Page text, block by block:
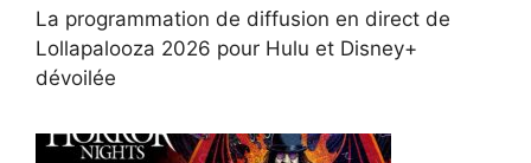
La programmation de diffusion en direct de
Lollapalooza 2026 pour Hulu et Disney+
dévoilée